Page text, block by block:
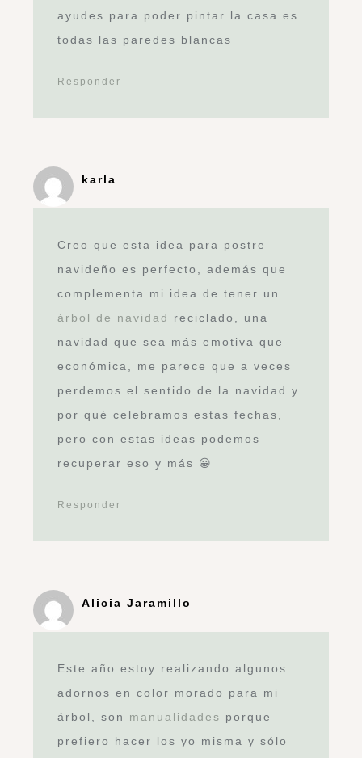
ayudes para poder pintar la casa es
todas las paredes blancas
Responder
karla
Creo que esta idea para postre
navideño es perfecto, además que
complementa mi idea de tener un
árbol de navidad reciclado, una
navidad que sea más emotiva que
económica, me parece que a veces
perdemos el sentido de la navidad y
por qué celebramos estas fechas,
pero con estas ideas podemos
recuperar eso y más 😀
Responder
Alicia Jaramillo
Este año estoy realizando algunos
adornos en color morado para mi
árbol, son manualidades porque
prefiero hacer los yo misma y sólo